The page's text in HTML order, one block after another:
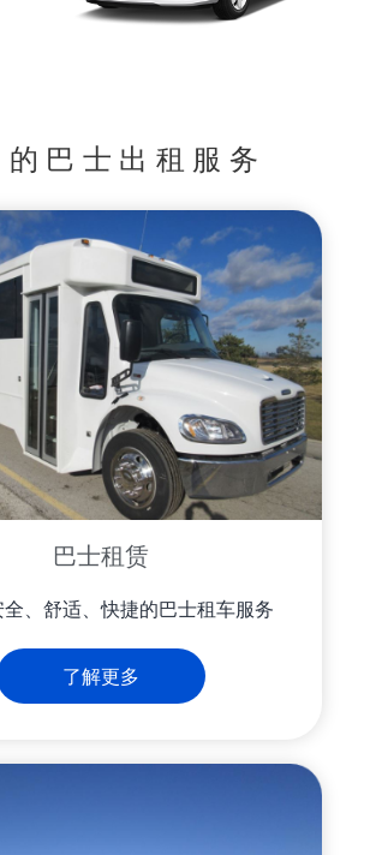
的巴士出租服务
巴士租赁
、舒适、快捷的巴士租车服务
了解更多